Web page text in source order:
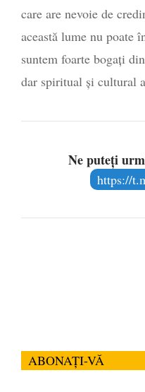
care are nevoie de
această lume nu poate
suntem foarte bogați
dar spiritual și cultural
Ne puteți
https://
ABONAȚI-VĂ